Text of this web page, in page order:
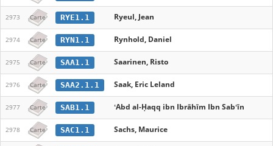
2973 Carte RYE1.1 Ryeul, Jean
2974 Carte RYN1.1 Rynhold, Daniel
2975 Carte SAA1.1 Saarinen, Risto
2976 Carte SAA2.1.1 Saak, Eric Leland
2977 Carte SAB1.1 ʻAbd al-Ḥaqq ibn Ibrāhīm Ibn Sabʻīn
2978 Carte SAC1.1 Sachs, Maurice